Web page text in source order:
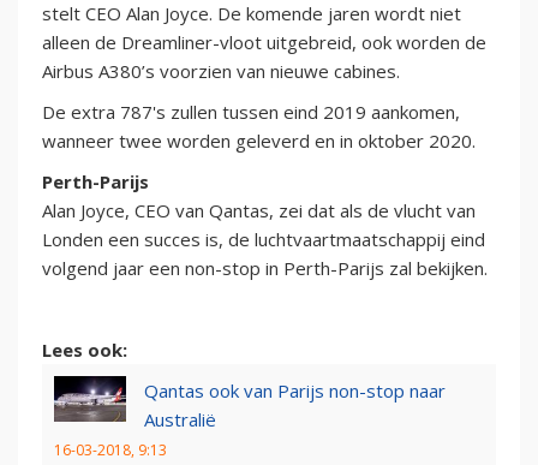
stelt CEO Alan Joyce. De komende jaren wordt niet
alleen de Dreamliner-vloot uitgebreid, ook worden de
Airbus A380’s voorzien van nieuwe cabines.
De extra 787's zullen tussen eind 2019 aankomen,
wanneer twee worden geleverd en in oktober 2020.
Perth-Parijs
Alan Joyce, CEO van Qantas, zei dat als de vlucht van
Londen een succes is, de luchtvaartmaatschappij eind
volgend jaar een non-stop in Perth-Parijs zal bekijken.
Lees ook:
Qantas ook van Parijs non-stop naar
Australië
16-03-2018, 9:13